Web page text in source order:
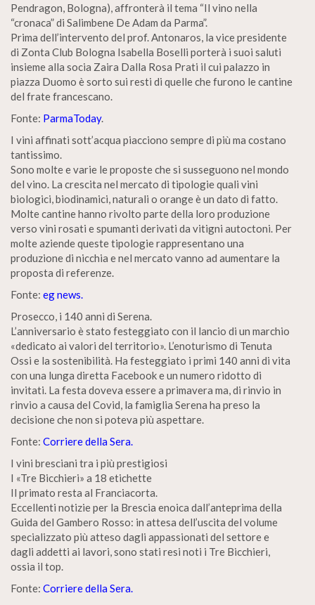
Pendragon, Bologna), affronterà il tema “Il vino nella
“cronaca” di Salimbene De Adam da Parma”.
Prima dell’intervento del prof. Antonaros, la vice presidente
di Zonta Club Bologna Isabella Boselli porterà i suoi saluti
insieme alla socia Zaira Dalla Rosa Prati il cui palazzo in
piazza Duomo è sorto sui resti di quelle che furono le cantine
del frate francescano.
Fonte: ParmaToday.
I vini affinati sott’acqua piacciono sempre di più ma costano
tantissimo.
Sono molte e varie le proposte che si susseguono nel mondo
del vino. La crescita nel mercato di tipologie quali vini
biologici, biodinamici, naturali o orange è un dato di fatto.
Molte cantine hanno rivolto parte della loro produzione
verso vini rosati e spumanti derivati da vitigni autoctoni. Per
molte aziende queste tipologie rappresentano una
produzione di nicchia e nel mercato vanno ad aumentare la
proposta di referenze.
Fonte: eg news.
Prosecco, i 140 anni di Serena.
L’anniversario è stato festeggiato con il lancio di un marchio
«dedicato ai valori del territorio». L’enoturismo di Tenuta
Ossi e la sostenibilità. Ha festeggiato i primi 140 anni di vita
con una lunga diretta Facebook e un numero ridotto di
invitati. La festa doveva essere a primavera ma, di rinvio in
rinvio a causa del Covid, la famiglia Serena ha preso la
decisione che non si poteva più aspettare.
Fonte: Corriere della Sera.
I vini bresciani tra i più prestigiosi
I «Tre Bicchieri» a 18 etichette
Il primato resta al Franciacorta.
Eccellenti notizie per la Brescia enoica dall’anteprima della
Guida del Gambero Rosso: in attesa dell’uscita del volume
specializzato più atteso dagli appassionati del settore e
dagli addetti ai lavori, sono stati resi noti i Tre Bicchieri,
ossia il top.
Fonte: Corriere della Sera.